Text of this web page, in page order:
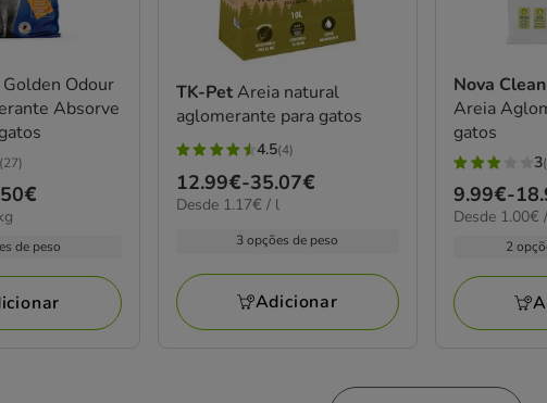
Golden Odour
Absorve
(27)
de peso
TK-PetAreia natural
aglomerante para gatos
4.5
estrelas
com
4.5(4)
Preço
de
35.07€
12.99€-35.07€
1.17€
Desde 1.17€ / l
3 opções de peso
Adicionar
Nova Clean
Areia
gatos
3
estrelas
com
avaliações
3
Preço
de
18.98€
9.99€-
1.00€
Desde 1.00€
2